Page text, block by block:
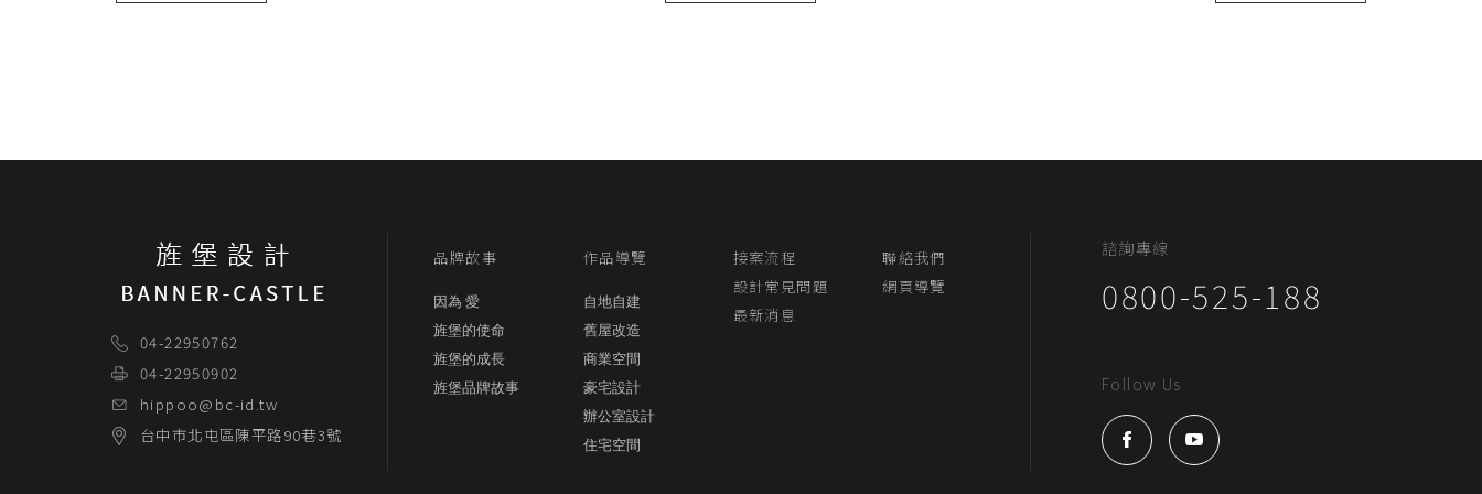
04-22950762
04-22950902
hippoo@bc-id.tw
台中市北屯區陳平路90巷3號
品牌故事
因為 愛
旌堡的使命
旌堡的成長
旌堡品牌故事
作品導覽
自地自建
舊屋改造
商業空間
豪宅設計
辦公室設計
住宅空間
接案流程
設計常見問題
最新消息
聯絡我們
網頁導覽
諮詢專線
0800-525-188
Follow Us